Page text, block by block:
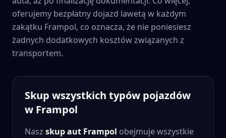
oferujemy bezpłatny dojazd lawetą w każdym
zakątku Frampol, co oznacza, że nie poniesiesz
żadnych dodatkowych kosztów związanych z
transportem.
Skup wszystkich typów pojazdów
w Frampol
Nasz skup aut Frampol obejmuje wszystkie